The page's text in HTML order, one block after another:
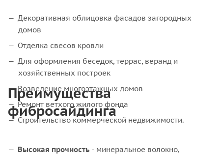
Декоративная облицовка фасадов загородных
домов
Отделка свесов кровли
Для оформления беседок, террас, веранд и
хозяйственных построек
Возведение многоэтажных домов
Ремонт ветхого жилого фонда
Строительство коммерческой недвижимости.
Преимущества
фибросайдинга
Высокая прочность - минеральное волокно,